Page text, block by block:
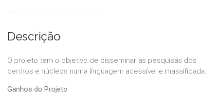
Descrição
O projeto tem o objetivo de disseminar as pesquisas dos
centros e núcleos numa linguagem acessível e massificada.
Ganhos do Projeto